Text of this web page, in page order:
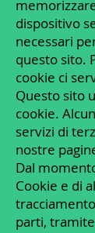
dispositivo
necessari
questo sito.
cookie ci
Questo sito
cookie.
servizi di
nostre
Dal
Cookie e di
parti,